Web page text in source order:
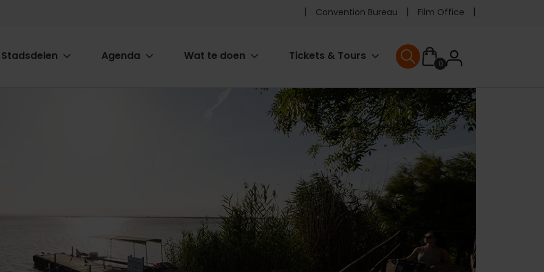
Pre
header
Convention Bureau Film Office
Stadsdelen Agenda Wat te doen Tickets & Tours
0User
menu
User menu